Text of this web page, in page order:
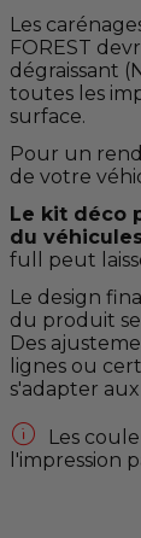
Les
FOREST
dégraissant
toutes les
surface.
Pour un
de votre
Le kit déco
du
full peut
Le design
du produit
Des
lignes ou
s'adapter

Les
l'impression